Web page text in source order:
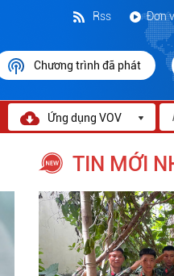
Đơn
Rss
Chương trình đã phát
Ứng dụng VOV
TIN MỚI